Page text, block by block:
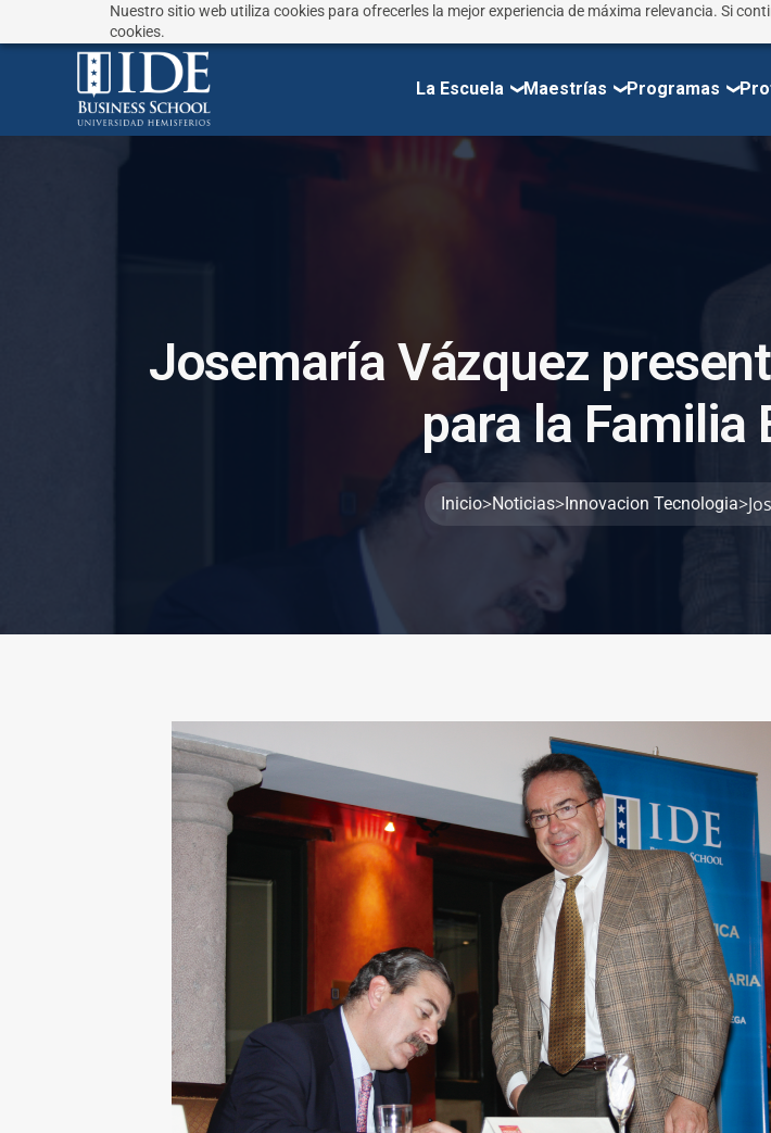
Nuestro sitio web utiliza cookies para ofrecerles la mejor experiencia de máxima relevancia. Si
cookies.
¿No sabes que estudiar?Responde estas preguntas
La Escuela Maestrías Programas
Josemaría Vázquez present
para la Familia
Inicio>Noticias> Innovacion Tecnologia>